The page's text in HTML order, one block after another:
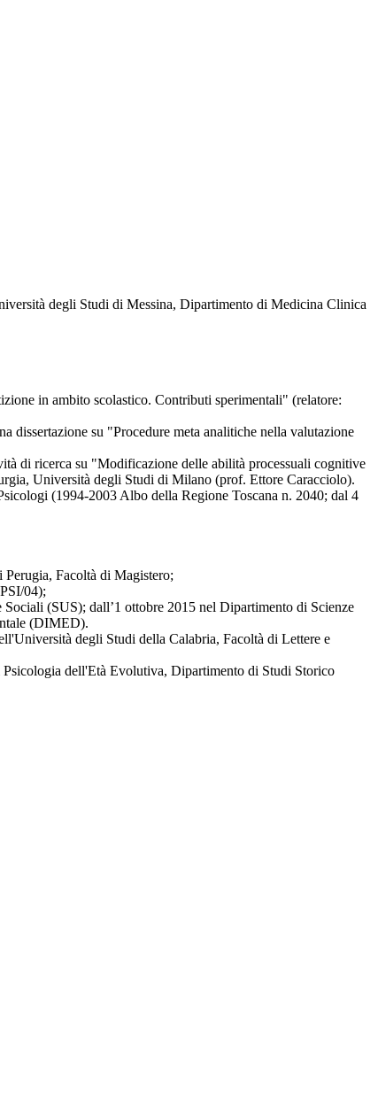
degli Studi di Messina, Dipartimento di Medicina Clinica
in ambito scolastico. Contributi sperimentali" (relatore:
dissertazione su "Procedure meta analitiche nella valutazione
di ricerca su "Modificazione delle abilità processuali cognitive
Università degli Studi di Milano (prof. Ettore Caracciolo).
(1994-2003 Albo della Regione Toscana n. 2040; dal 4
Facoltà di Magistero;
04);
(SUS); dall’1 ottobre 2015 nel Dipartimento di Scienze
(DIMED).
degli Studi della Calabria, Facoltà di Lettere e
dell'Età Evolutiva, Dipartimento di Studi Storico